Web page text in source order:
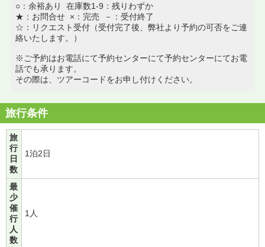
○：余裕あり 在庫数1-9：残りわずか
★：お問合せ ×：完売 －：受付終了
☆：リクエスト受付（受付完了後、弊社より予約の可否をご連
絡いたします。）
※ご予約はお電話にて予約センターにて予約センターにてお電
話でも承ります。
その際は、ツアーコードをお申し付けください。
旅行条件
旅
行
日
数
1泊2日
最
少
催
行
人
数
1人